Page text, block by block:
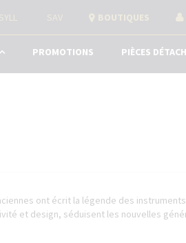
SAV BOUTIQUES
PROMOTIONS PIÈCES
ont écrit la légende des
et design, séduisent les nouvelles